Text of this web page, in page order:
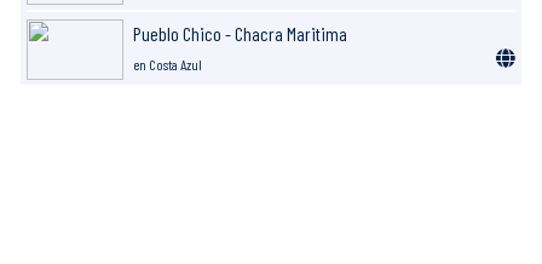
Pueblo Chico - Chacra Maritima
en Costa Azul